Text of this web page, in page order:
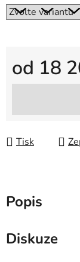
od 18
Měrná cena:
Tisk
Popis
Diskuze